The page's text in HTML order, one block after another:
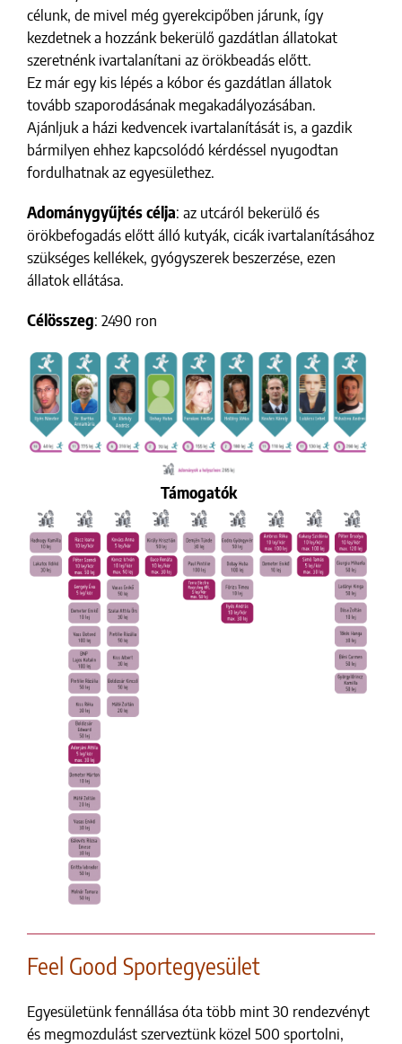
célunk, de mivel még gyerekcipőben járunk, így
kezdetnek a hozzánk bekerülő gazdátlan állatokat
szeretnénk ivartalanítani az örökbeadás előtt.
Ez már egy kis lépés a kóbor és gazdátlan állatok
tovább szaporodásának megakadályozásában.
Ajánljuk a házi kedvencek ivartalanítását is, a gazdik
bármilyen ehhez kapcsolódó kérdéssel nyugodtan
fordulhatnak az egyesülethez.
Adománygyűjtés célja: az utcáról bekerülő és
örökbefogadás előtt álló kutyák, cicák ivartalanításához
szükséges kellékek, gyógyszerek beszerzése, ezen
állatok ellátása.
Célösszeg: 2490 ron
Támogatók
Feel Good Sportegyesület
Egyesületünk fennállása óta több mint 30 rendezvényt
és megmozdulást szerveztünk közel 500 sportolni,